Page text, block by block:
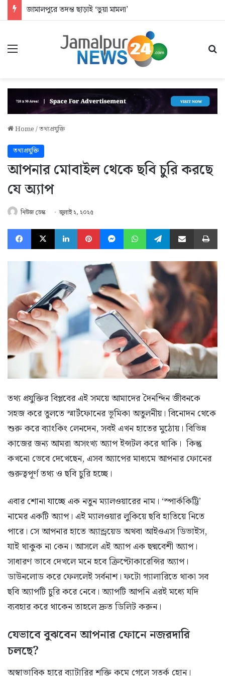
জামালপুরে তদন্ত ছাড়াই ‘ভুয়া মামলা’
Menu
Home/তথ্যপ্রযুক্তি
তথ্যপ্রযুক্তি
আপনার মোবাইল থেকে ছবি চুরি করছে
যে অ্যাপ
নিউজ ডেস্ক জুলাই ২, ২০২৫
Facebook
X LinkedInPinterestMessengerWhatsAppTelegramShare via Email
তথ্য প্রযুক্তির বিপ্লবের এই সময়ে আমাদের দৈনন্দিন জীবনকে
সহজ করে তুলতে স্মার্টফোনের ভূমিকা অতুলনীয়। বিনোদন থেকে
শুরু করে ব্যাংকিং লেনদেন, সবই এখন হাতের মুঠোয়। বিভিন্ন
কাজের জন্য আমরা অসংখ্য অ্যাপ ইন্সটল করে থাকি। কিন্তু
কখনো ভেবে দেখেছেন, এসব অ্যাপের মাধ্যমে আপনার ফোনের
গুরুত্বপূর্ণ তথ্য ও ছবি চুরি হচ্ছে।
এবার শোনা যাচ্ছে এক নতুন ম্যালওয়ারের নাম। ‘স্পার্ককিট্টি’
নামের একটি অ্যাপ। এই ম্যালওয়ার লুকিয়ে ছবি হাতিয়ে নিতে
পারে। সে আপনার হাতে অ্যান্ড্রয়েড অথবা আইওএস ডিভাইস,
যাই থাকুক না কেন। আসলে এই অ্যাপ এক ছদ্মবেশী অ্যাপ।
সাধারণ ভাবে দেখলে মনে হবে ক্রিপ্টোকারেন্সির অ্যাপ।
ডাউনলোড করে ফেললেই সর্বনাশ। ফটো গ্যালারিতে থাকা সব
ছবি অ্যাপটি চুরি করে নেবে। অ্যাপটি আপনি এরই মধ্যে যদি
ব্যবহার করে থাকেন তাহলে দ্রুত ডিলিট করুন।
যেভাবে বুঝবেন আপনার ফোনে নজরদারি
চলছে?
অস্বাভাবিক হারে ব্যাটারির শক্তি কমে গেলে সতর্ক হোন।